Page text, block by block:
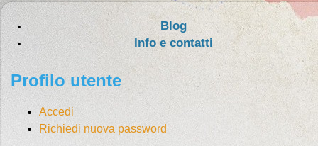
Blog
Info e contatti
Profilo utente
Accedi
Richiedi nuova password